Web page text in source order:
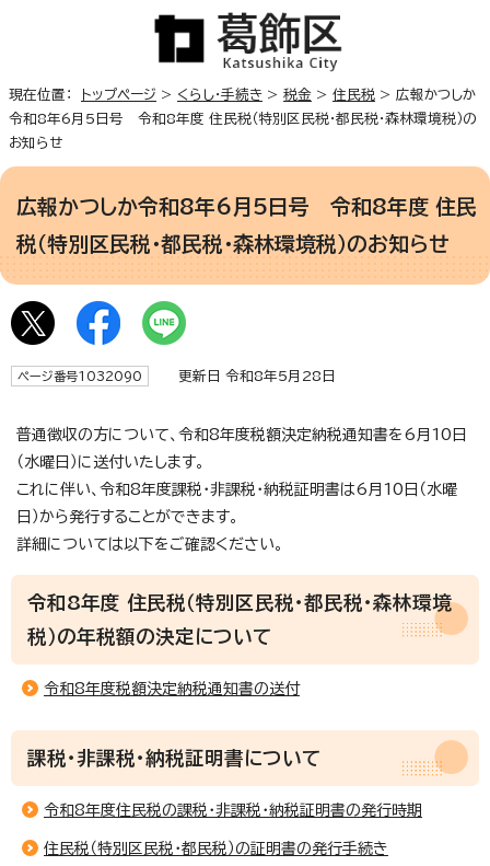
現在位置： トップページ > くらし・手続き > 税金 > 住民税 > 広報かつしか
令和8年6月5日号 令和8年度 住民税（特別区民税・都民税・森林環境税）の
お知らせ
広報かつしか令和8年6月5日号 令和8年度 住民
税（特別区民税・都民税・森林環境税）のお知らせ
ページ番号1032090 更新日 令和8年5月28日
普通徴収の方について、令和8年度税額決定納税通知書を6月10日
（水曜日）に送付いたします。
これに伴い、令和8年度課税・非課税・納税証明書は6月10日（水曜
日）から発行することができます。
詳細については以下をご確認ください。
令和8年度 住民税（特別区民税・都民税・森林環境
税）の年税額の決定について
令和8年度税額決定納税通知書の送付
課税・非課税・納税証明書について
令和8年度住民税の課税・非課税・納税証明書の発行時期
住民税（特別区民税・都民税）の証明書の発行手続き